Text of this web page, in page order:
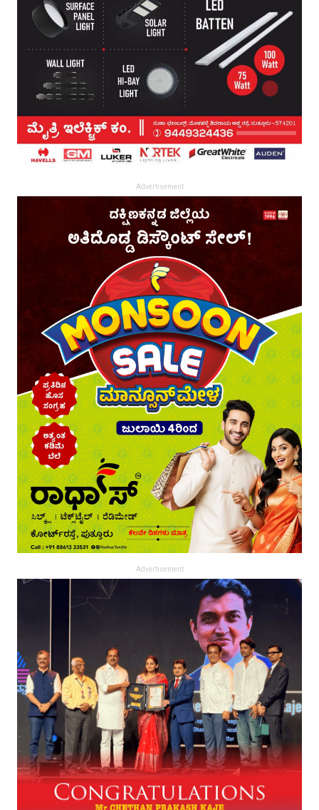
Advertisement
Advertisement